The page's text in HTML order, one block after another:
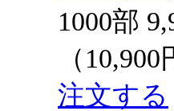
1000部
（10,900
注文する